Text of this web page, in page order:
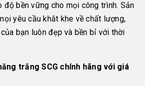
độ bền vững cho mọi công trình. Sản
yêu cầu khắt khe về chất lượng,
bạn luôn đẹp và bền bỉ với thời
trắng SCG chính hãng với giá